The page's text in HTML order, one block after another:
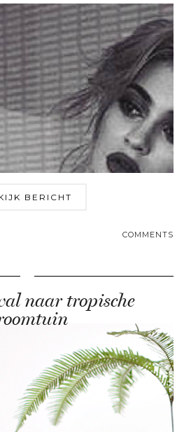
BERICHT
COMMENTS
naar tropische